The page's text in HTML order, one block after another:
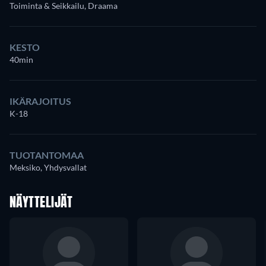
Toiminta & Seikkailu, Draama
KESTO
40min
IKÄRAJOITUS
K-18
TUOTANTOMAA
Meksiko, Yhdysvallat
NÄYTTELIJÄT